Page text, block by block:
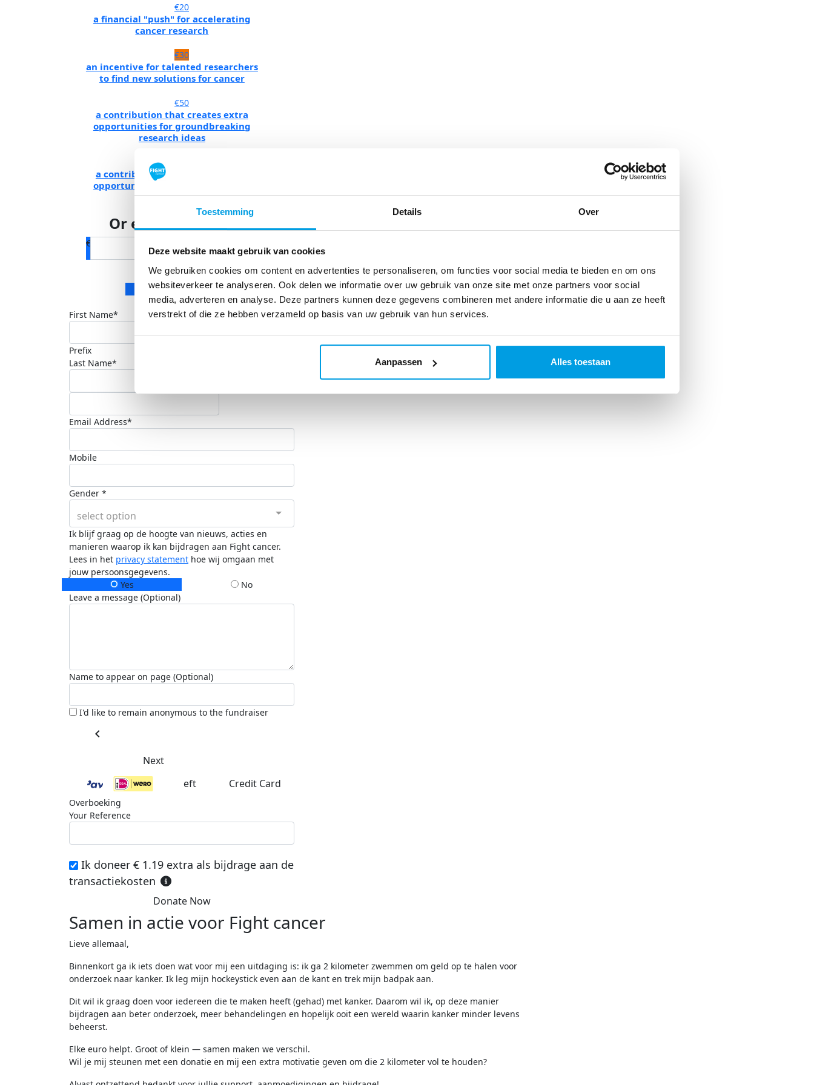
Toestemming Details Over
Deze website maakt gebruik van cookies
We gebruiken cookies om content en advertenties te personaliseren, om functies voor social media te bieden en om ons
websiteverkeer te analyseren. Ook delen we informatie over uw gebruik van onze site met onze partners voor social
media, adverteren en analyse. Deze partners kunnen deze gegevens combineren met andere informatie die u aan ze heeft
verstrekt of die ze hebben verzameld op basis van uw gebruik van hun services.
Aanpassen Alles toestaan
€20
a financial "push" for accelerating
cancer research
€30
an incentive for talented researchers
to find new solutions for cancer
€50
a contribution that creates extra
opportunities for groundbreaking
research ideas
a contribution that creates extra
opportunities for groundbreaking
research ideas
Or enter an amount
€
Donate
Donation TypePersonal Donation
Company Donation
First Name*
Prefix
Last Name*
Email Address*
Mobile
Gender *
select option
Ik blijf graag op de hoogte van nieuws, acties en
manieren waarop ik kan bijdragen aan Fight cancer.
Lees in het privacy statement hoe wij omgaan met
jouw persoonsgegevens.
Yes
No
Leave a message (Optional)
Name to appear on page (Optional)
I'd like to remain anonymous to the fundraiser
chevron_left
Next
eft
Credit Card
Overboeking
Your Reference
Ik doneer € 1.19 extra als bijdrage aan de
transactiekosten
Donate Now
Samen in actie voor Fight cancer
Lieve allemaal,
Binnenkort ga ik iets doen wat voor mij een uitdaging is: ik ga 2 kilometer zwemmen om geld op te halen voor
onderzoek naar kanker. Ik leg mijn hockeystick even aan de kant en trek mijn badpak aan.
Dit wil ik graag doen voor iedereen die te maken heeft (gehad) met kanker. Daarom wil ik, op deze manier
bijdragen aan beter onderzoek, meer behandelingen en hopelijk ooit een wereld waarin kanker minder levens
beheerst.
Elke euro helpt. Groot of klein — samen maken we verschil.
Wil je mij steunen met een donatie en mij een extra motivatie geven om die 2 kilometer vol te houden?